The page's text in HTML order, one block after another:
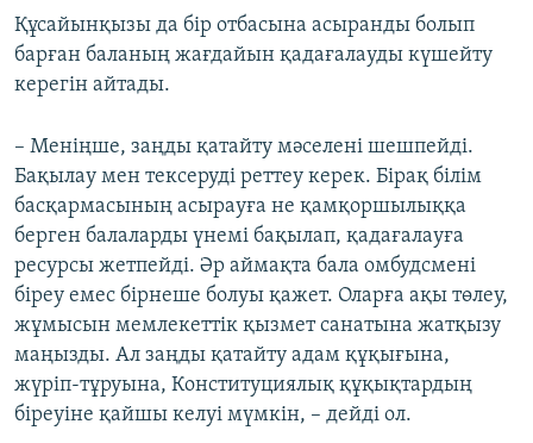
Құсайынқызы да бір отбасына асыранды болып
барған баланың жағдайын қадағалауды күшейту
керегін айтады.
– Меніңше, заңды қатайту мәселені шешпейді.
Бақылау мен тексеруді реттеу керек. Бірақ білім
басқармасының асырауға не қамқоршылыққа
берген балаларды үнемі бақылап, қадағалауға
ресурсы жетпейді. Әр аймақта бала омбудсмені
біреу емес бірнеше болуы қажет. Оларға ақы төлеу,
жұмысын мемлекеттік қызмет санатына жатқызу
маңызды. Ал заңды қатайту адам құқығына,
жүріп-тұруына, Конституциялық құқықтардың
біреуіне қайшы келуі мүмкін, – дейді ол.